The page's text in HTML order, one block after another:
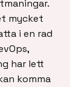
mycket
i en rad
har lett
komma